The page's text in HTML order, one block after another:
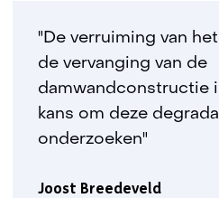
"De verruiming van
de vervanging van de
damwandconstructie
kans om deze
onderzoeken"
Joost Breedeveld